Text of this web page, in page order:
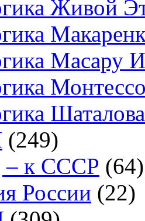
Живой
Масару
Шаталова
(249)
– к СССР (64)
России (22)